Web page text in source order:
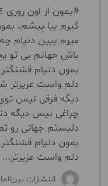
#بمون از اون
گیرم بیا پیشم،
میرم ببین دنیام
باش جهانم بی تو
بمون دنیام
دلم واست عزیزتر
دیگه فرقی نیس تویِ
چراغی نیس دیگه
دلبستَم جهانی رو
بمون دنیام
دلم واست عزیزتر...
انتشارات